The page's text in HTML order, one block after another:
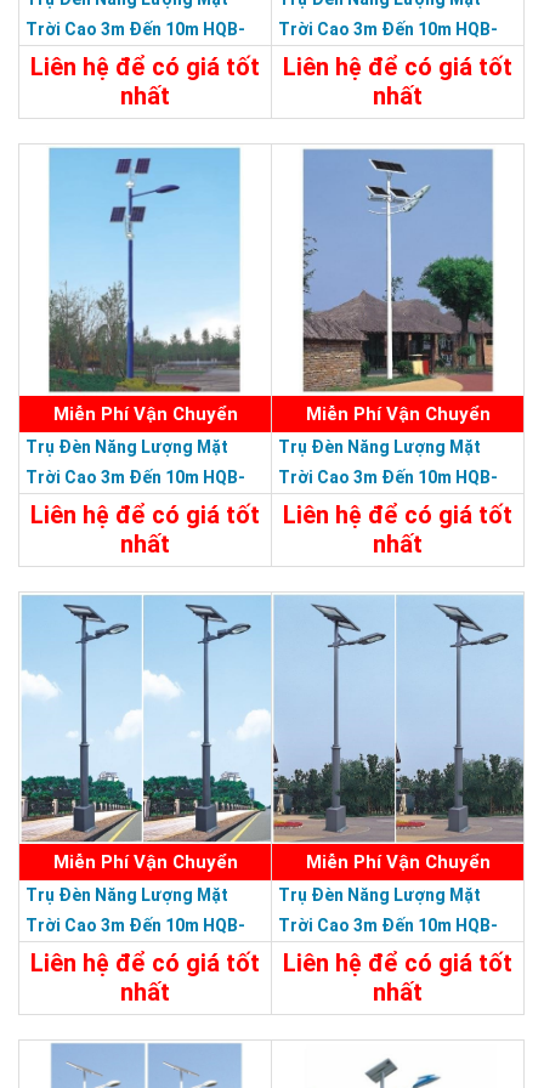
Bà Rịa, Vũng Tàu
Chi Nhánh Hà Nội: P914 Tòa Nhà CT4C/X2 KĐT Bắc Linh Đàm -
Hoàng Mai - Hà Nội.
ĐT: 09153 77770 - 028.66.795.795
SẢN PHẨM DỊCH VỤ CHẤT LƯỢNG ASEAN 2019
Chứng nhận ISO 9001:2015
Trời Cao 3m Đến 10m HQB-
33L0310M - Trụ Đèn Lắp Ráp
Đa Năng Chiều Cao 3m Đến
10m
Liên hệ để có giá tốt
nhất
Trời Cao 3m Đến 10m HQB-
32L0310M - Trụ Đèn Lắp Ráp
Đa Năng Chiều Cao 3m Đến
10m
Liên hệ để có giá tốt
nhất
Miễn Phí Vận Chuyển
Trụ Đèn Năng Lượng Mặt
Trời Cao 3m Đến 10m HQB-
31L0310M - Trụ Đèn Lắp Ráp
Đa Năng Chiều Cao 3m Đến
10m
Liên hệ để có giá tốt
nhất
Miễn Phí Vận Chuyển
Trụ Đèn Năng Lượng Mặt
Trời Cao 3m Đến 10m HQB-
30L0310M - Trụ Đèn Lắp Ráp
Đa Năng Chiều Cao 3m Đến
10m
Liên hệ để có giá tốt
nhất
Miễn Phí Vận Chuyển
Trụ Đèn Năng Lượng Mặt
Trời Cao 3m Đến 10m HQB-
29L0310M - Trụ Đèn Lắp Ráp
Đa Năng Chiều Cao 3m Đến
10m
Liên hệ để có giá tốt
nhất
Miễn Phí Vận Chuyển
Trụ Đèn Năng Lượng Mặt
Trời Cao 3m Đến 10m HQB-
28L0310M - Trụ Đèn Lắp Ráp
Đa Năng Chiều Cao 3m Đến
10m
Liên hệ để có giá tốt
nhất